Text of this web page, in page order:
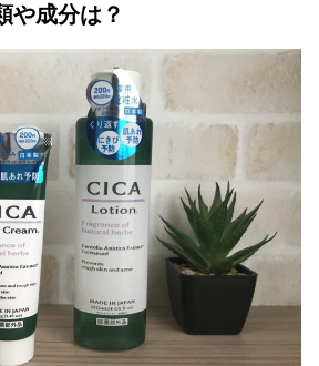
や成分は？